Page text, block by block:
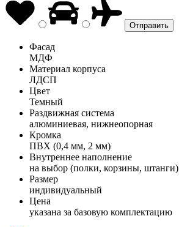
Фасад
МДФ
Материал корпуса
ЛДСП
Цвет
Темный
Раздвижная система
алюминиевая, нижнеопорная
Кромка
ПВХ (0,4 мм, 2 мм)
Внутреннее наполнение
на выбор (полки, корзины, штанги)
Размер
индивидуальный
Цена
указана за базовую комплектацию